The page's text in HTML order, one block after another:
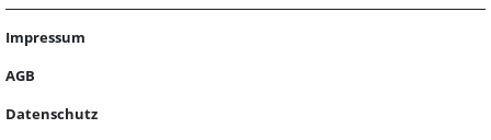
Ortsratssitzung im Oktober schätzte man den Bedarf auf
25 Kinder. Neben der städtischen Kita bietet auch der
Verein „Randstundenbetreuung e.V.“ entsprechende
Impressum
AGB
Datenschutz